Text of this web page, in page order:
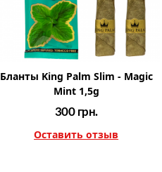
Бланты King Palm Slim - Magic
Mint 1,5g
300 грн.
Оставить отзыв